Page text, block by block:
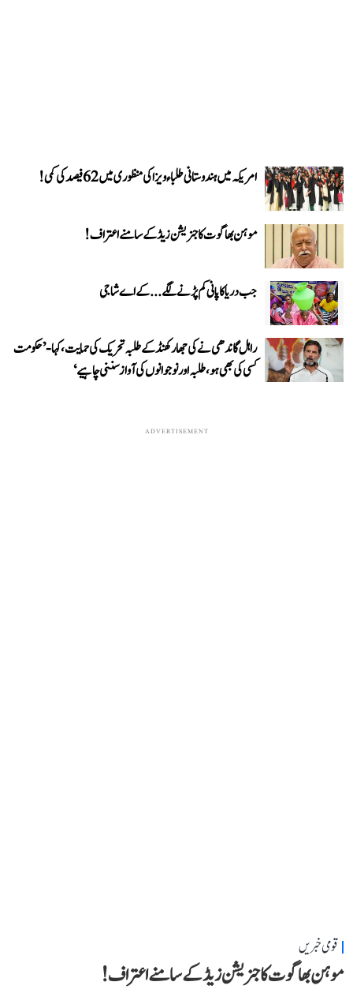
امریکہ میں ہندوستانی طلباء ویزا کی منظوری میں 62 فیصد کی کمی!
موہن بھاگوت کا جنریشن زیڈ کے سامنے اعتراف!
جب دریا کا پانی کم پڑنے لگے...کے اے شاجی
راہل گاندھی نے کی جھارکھنڈ کے طلبہ تحریک کی حمایت، کہا- ’حکومت
کسی کی بھی ہو، طلبہ اور نوجوانوں کی آواز سننی چاہیے‘
ADVERTISEMENT
قومی خبریں
موہن بھاگوت کا جنریشن زیڈ کے سامنے اعتراف!